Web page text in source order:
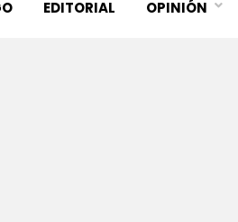
EDITORIAL OPINIÓN